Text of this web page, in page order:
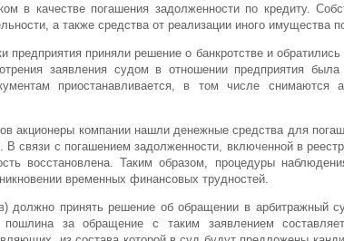
в качестве погашения задолженности по кредиту.
а также средства от реализации иного имущества
предприятия приняли решение о банкротстве и
заявления судом в отношении предприятия
приостанавливается, в том числе
акционеры компании нашли денежные средства для
связи с погашением задолженности, включенной в
восстановлена. Таким образом, процедуры
временных финансовых трудностей.
должно принять решение об обращении в арбитражный
пошлина за обращение с таким заявлением